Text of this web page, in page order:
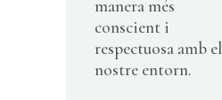
manera més
conscient i
respectuosa amb el
nostre entorn.